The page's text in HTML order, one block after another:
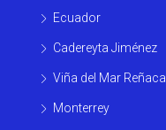
Ecuador
Cadereyta Jiménez
Viña del Mar Reñaca
Monterrey